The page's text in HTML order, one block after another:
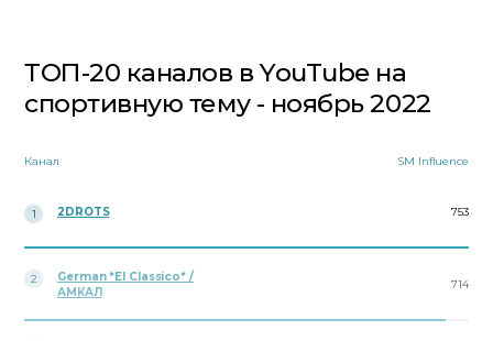
ТОП-20 каналов в YouTube на
спортивную тему - ноябрь 2022
Канал SM Influence
1 2DROTS 753
2
German *El Classico* /
АМКАЛ
714